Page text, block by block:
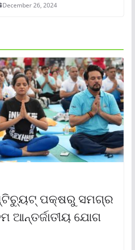
December 26, 2024
ପକ୍ଷରୁ ସମଗ୍ର
ଆନ୍ତର୍ଜାତୀୟ ଯୋଗ